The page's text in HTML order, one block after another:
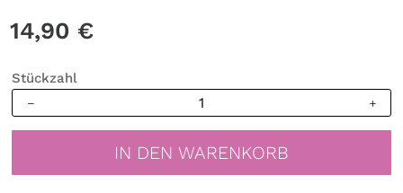
14,90 €
Stückzahl
Kinderzimmer
IN DEN WARENKORB